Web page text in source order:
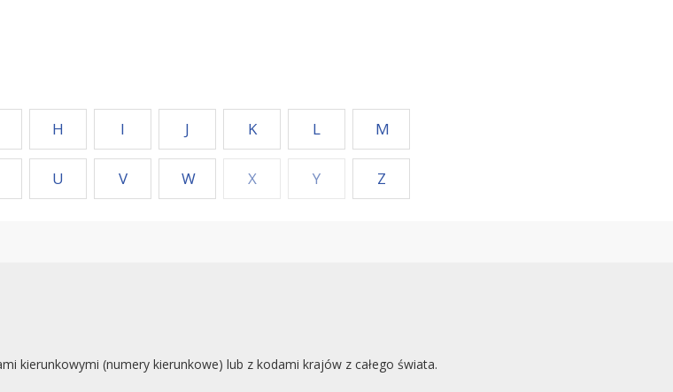
H I J K L M
U V W X Y Z
kierunkowymi (numery kierunkowe) lub z kodami krajów z całego świata.